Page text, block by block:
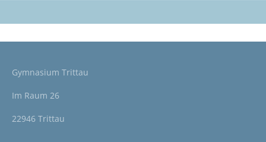
Gymnasium Trittau
Im Raum 26
22946 Trittau